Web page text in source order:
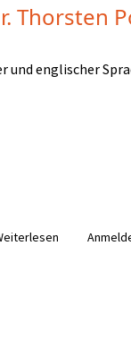
Thorsten
englischer